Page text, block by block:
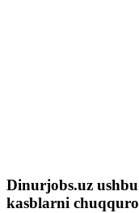
Dinurjobs.uz
kasblarni